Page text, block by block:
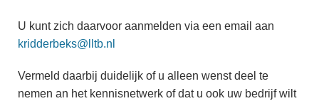
U kunt zich daarvoor aanmelden via een email aan
kridderbeks@lltb.nl
Vermeld daarbij duidelijk of u alleen wenst deel te
nemen an het kennisnetwerk of dat u ook uw bedrijf wilt